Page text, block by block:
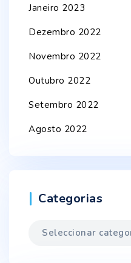
Janeiro 2023
Dezembro 2022
Novembro 2022
Outubro 2022
Setembro 2022
Agosto 2022
Categorias
Categorias